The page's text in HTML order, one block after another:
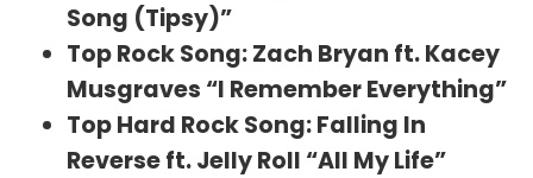
Song (Tipsy)”
Top Rock Song: Zach Bryan ft. Kacey
Musgraves “I Remember Everything”
Top Hard Rock Song: Falling In
Reverse ft. Jelly Roll “All My Life”